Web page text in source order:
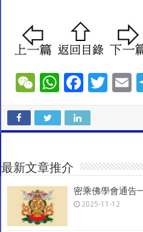
W
C
h
at
W
at
sA
p
p
F
e
b
o
k
T
er
E
l
最新文章推介
密乘佛學會通告
2025-11-12